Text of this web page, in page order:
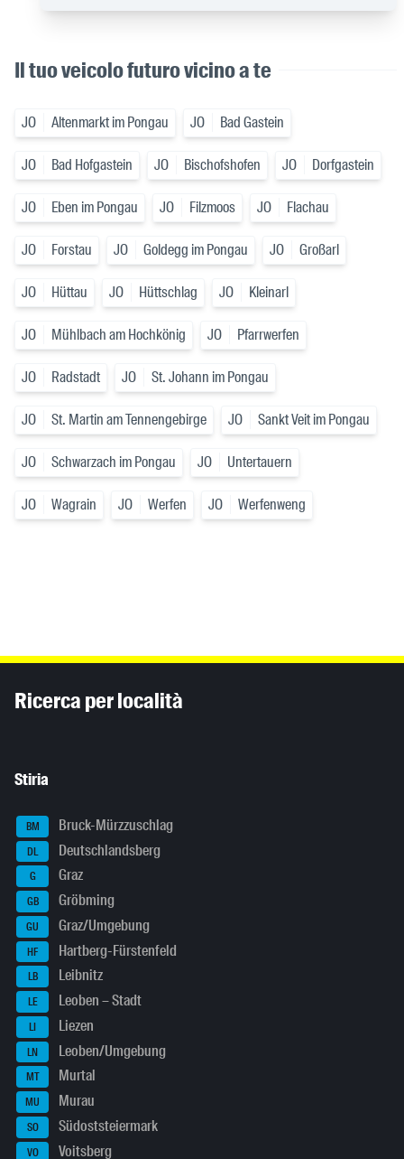
Il tuo veicolo futuro vicino a te
JO Altenmarkt im Pongau JO Bad Gastein
JO Bad Hofgastein JO Bischofshofen JO Dorfgastein
JO Eben im Pongau JO Filzmoos JO Flachau
JO Forstau JO Goldegg im Pongau JO Großarl
JO Hüttau JO Hüttschlag JO Kleinarl
JO Mühlbach am Hochkönig JO Pfarrwerfen
JO Radstadt JO St. Johann im Pongau
JO St. Martin am Tennengebirge JO Sankt Veit im Pongau
JO Schwarzach im Pongau JO Untertauern
JO Wagrain JO Werfen JO Werfenweng
Ricerca per località
Stiria
BM Bruck-Mürzzuschlag
DL Deutschlandsberg
G Graz
GB Gröbming
GU Graz/Umgebung
HF Hartberg-Fürstenfeld
LB Leibnitz
LE Leoben – Stadt
LI Liezen
LN Leoben/Umgebung
MT Murtal
MU Murau
SO Südoststeiermark
VO Voitsberg